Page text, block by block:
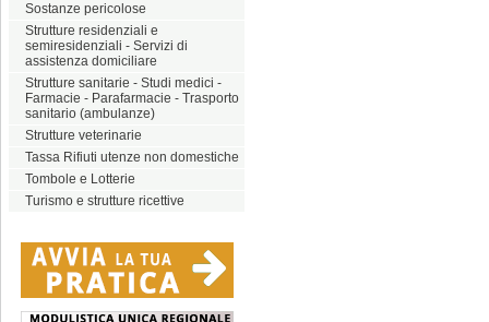
Sostanze pericolose
Strutture residenziali e
semiresidenziali - Servizi di
assistenza domiciliare
Strutture sanitarie - Studi medici -
Farmacie - Parafarmacie - Trasporto
sanitario (ambulanze)
Strutture veterinarie
Tassa Rifiuti utenze non domestiche
Tombole e Lotterie
Turismo e strutture ricettive